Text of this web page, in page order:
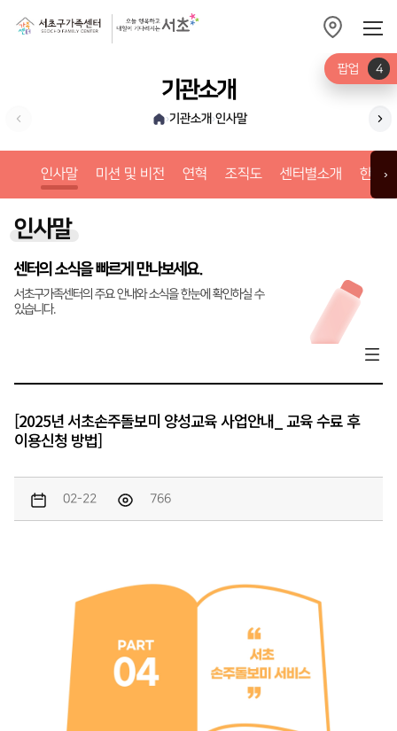
기관소개
›기관소개 ›인사말 미
인사말 미션 및 비전 연혁 조직도 센터별소개 한눈›
인사말
센터의 소식을 빠르게 만나보세요.
서초구가족센터의 주요 안내와 소식을 한눈에 확인하실 수
있습니다.
[2025년 서초손주돌보미 양성교육 사업안내_ 교육 수료 후
이용신청 방법]
02-22 766
팝업 4